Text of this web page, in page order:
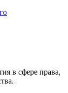
в сфере права,